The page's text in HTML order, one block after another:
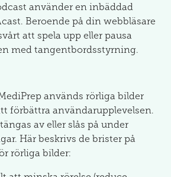
använder en inbäddad
Beroende på din webbläsare
att spela upp eller pausa
med tangentbordsstyrning.
används rörliga bilder
förbättra användarupplevelsen.
av eller slås på under
Här beskrivs de brister på
rörliga bilder: